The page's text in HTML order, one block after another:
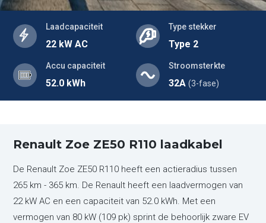
Laadcapaciteit
22 kW AC
Type stekker
Type 2
Accu capaciteit
52.0 kWh
Stroomsterkte
32A (3-fase)
Renault Zoe ZE50 R110 laadkabel
De Renault Zoe ZE50 R110 heeft een actieradius tussen
265 km - 365 km. De Renault heeft een laadvermogen van
22 kW AC en een capaciteit van 52.0 kWh. Met een
vermogen van 80 kW (109 pk) sprint de behoorlijk zware EV